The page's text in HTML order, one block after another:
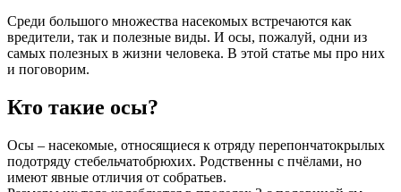
Среди большого множества насекомых встречаются как
вредители, так и полезные виды. И осы, пожалуй, одни из
самых полезных в жизни человека. В этой статье мы про них
и поговорим.
Кто такие осы?
Осы – насекомые, относящиеся к отряду перепончатокрылых
подотряду стебельчатобрюхих. Родственны с пчёлами, но
имеют явные отличия от собратьев.